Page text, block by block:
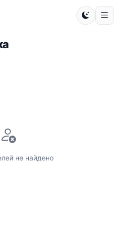
не найдено